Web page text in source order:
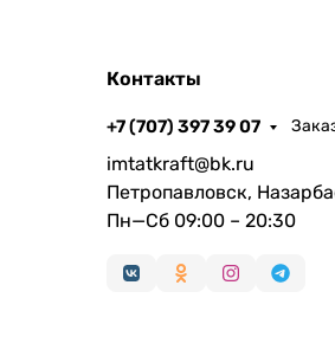
Контакты
+7 (707) 397 39 07
imtatkraft@bk.ru
Петропавловск,
Пн—Сб 09:00 – 20:30